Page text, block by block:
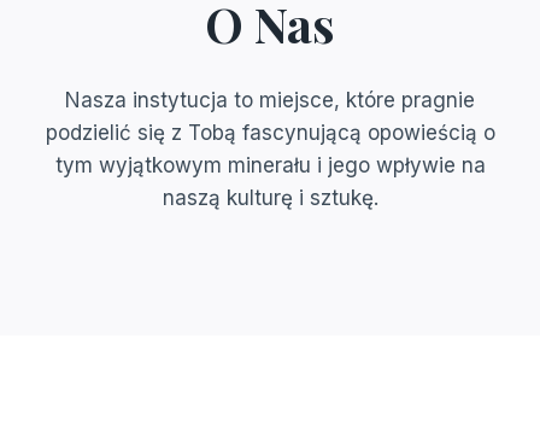
O Nas
Nasza instytucja to miejsce, które pragnie
podzielić się z Tobą fascynującą opowieścią o
tym wyjątkowym minerału i jego wpływie na
naszą kulturę i sztukę.